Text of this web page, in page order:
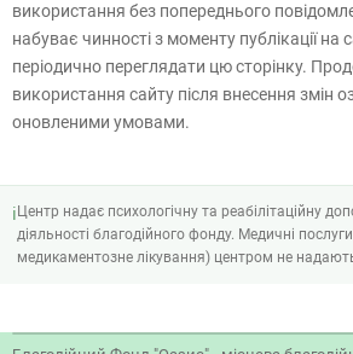
використання без попереднього
набуває чинності з моменту публікації на
періодично переглядати цю сторінку.
використання сайту після внесення змін
оновленими умовами.
ℹ Центр надає психологічну та реабілітаційну
діяльності благодійного фонду. Медичні
медикаментозне лікування) центром не